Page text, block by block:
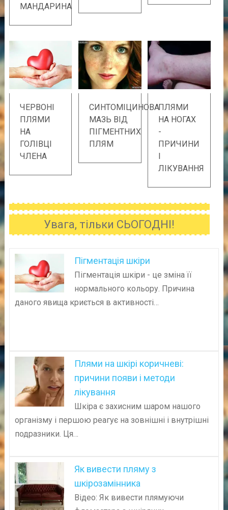
МАНДАРИНА
ЧЕРВОНІ
ПЛЯМИ
НА
ГОЛІВЦІ
ЧЛЕНА
СИНТОМІЦИНОВА
МАЗЬ ВІД
ПІГМЕНТНИХ
ПЛЯМ
ПЛЯМИ
НА НОГАХ
-
ПРИЧИНИ
ЛІКУВАННЯ
Увага, тільки СЬОГОДНІ!
Пігментація шкіри
Пігментація шкіри - це зміна її
нормального кольору. Причина
даного явища криється в активності…
Плями на шкірі коричневі:
причини появи і методи
лікування
Шкіра є захисним шаром нашого
організму і першою реагує на зовнішні і внутрішні
подразники. Ця…
Як вивести пляму з
шкірозамінника
Відео: Як вивести плямуючи